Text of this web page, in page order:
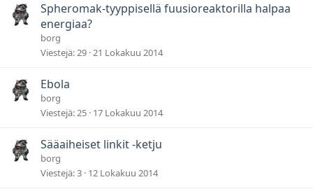
Spheromak-tyyppisellä fuusioreaktorilla halpaa
energiaa?
borg
Viestejä 29 21 Lokakuu 2014
Ebola
borg
Viestejä 25 17 Lokakuu 2014
Sääaiheiset linkit -ketju
borg
Viestejä 3 12 Lokakuu 2014